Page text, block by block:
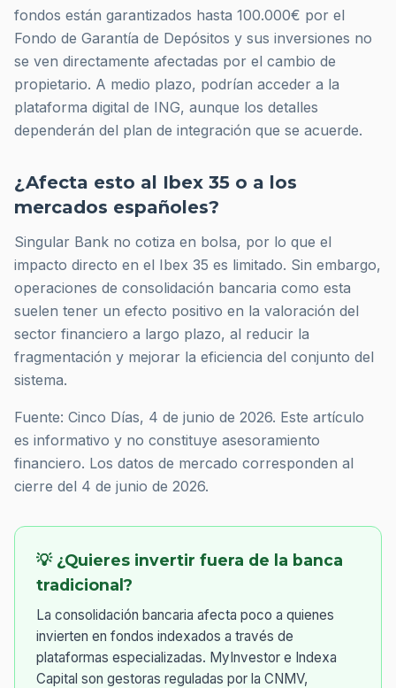
fondos están garantizados hasta 100.000€ por el
Fondo de Garantía de Depósitos y sus inversiones no
se ven directamente afectadas por el cambio de
propietario. A medio plazo, podrían acceder a la
plataforma digital de ING, aunque los detalles
dependerán del plan de integración que se acuerde.
¿Afecta esto al Ibex 35 o a los
mercados españoles?
Singular Bank no cotiza en bolsa, por lo que el
impacto directo en el Ibex 35 es limitado. Sin embargo,
operaciones de consolidación bancaria como esta
suelen tener un efecto positivo en la valoración del
sector financiero a largo plazo, al reducir la
fragmentación y mejorar la eficiencia del conjunto del
sistema.
Fuente: Cinco Días, 4 de junio de 2026. Este artículo
es informativo y no constituye asesoramiento
financiero. Los datos de mercado corresponden al
cierre del 4 de junio de 2026.
💡 ¿Quieres invertir fuera de la banca
tradicional?
La consolidación bancaria afecta poco a quienes
invierten en fondos indexados a través de
plataformas especializadas. MyInvestor e Indexa
Capital son gestoras reguladas por la CNMV,